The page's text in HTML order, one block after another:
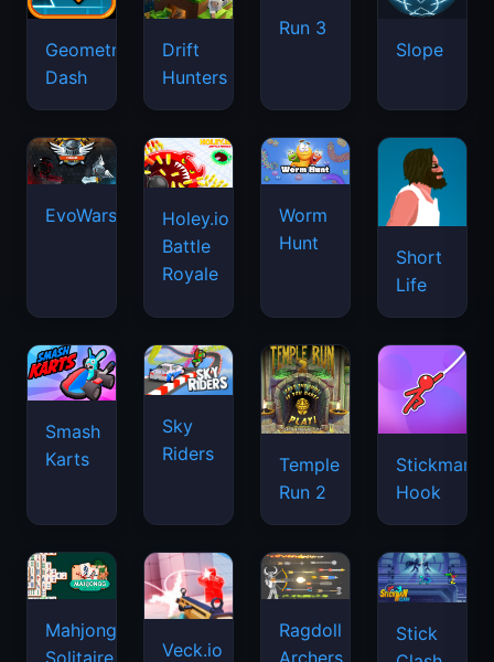
Geometry
Dash
Drift
Hunters
Run 3
Slope
EvoWars.io
Holey.io
Battle
Royale
Worm
Hunt
Short
Life
Smash
Karts
Sky
Riders
Temple
Run 2
Stickman
Hook
Mahjongg
Veck.io
Ragdoll
Stick